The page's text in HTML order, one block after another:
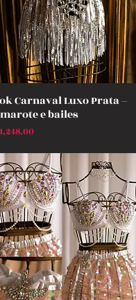
Quick View
Carnaval Luxo Prata –
e bailes